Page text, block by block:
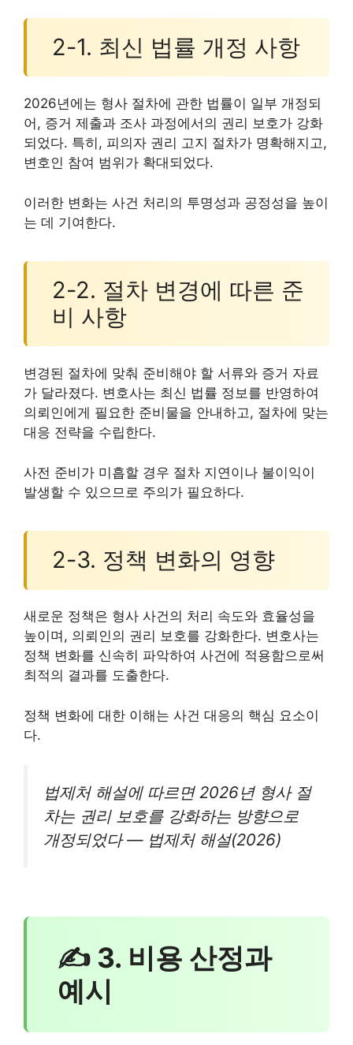
2-1. 최신 법률 개정 사항
2026년에는 형사 절차에 관한 법률이 일부 개정되
어, 증거 제출과 조사 과정에서의 권리 보호가 강화
되었다. 특히, 피의자 권리 고지 절차가 명확해지고,
변호인 참여 범위가 확대되었다.
이러한 변화는 사건 처리의 투명성과 공정성을 높이
는 데 기여한다.
2-2. 절차 변경에 따른 준
비 사항
변경된 절차에 맞춰 준비해야 할 서류와 증거 자료
가 달라졌다. 변호사는 최신 법률 정보를 반영하여
의뢰인에게 필요한 준비물을 안내하고, 절차에 맞는
대응 전략을 수립한다.
사전 준비가 미흡할 경우 절차 지연이나 불이익이
발생할 수 있으므로 주의가 필요하다.
2-3. 정책 변화의 영향
새로운 정책은 형사 사건의 처리 속도와 효율성을
높이며, 의뢰인의 권리 보호를 강화한다. 변호사는
정책 변화를 신속히 파악하여 사건에 적용함으로써
최적의 결과를 도출한다.
정책 변화에 대한 이해는 사건 대응의 핵심 요소이
다.
법제처 해설에 따르면 2026년 형사 절
차는 권리 보호를 강화하는 방향으로
개정되었다 — 법제처 해설(2026)
✍ 3. 비용 산정과
예시